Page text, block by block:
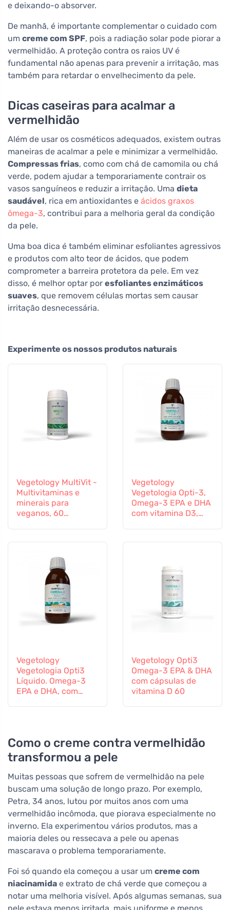
e deixando-o absorver.
De manhã, é importante complementar o cuidado com
um creme com SPF, pois a radiação solar pode piorar a
vermelhidão. A proteção contra os raios UV é
fundamental não apenas para prevenir a irritação, mas
também para retardar o envelhecimento da pele.
Dicas caseiras para acalmar a
vermelhidão
Além de usar os cosméticos adequados, existem outras
maneiras de acalmar a pele e minimizar a vermelhidão.
Compressas frias, como com chá de camomila ou chá
verde, podem ajudar a temporariamente contrair os
vasos sanguíneos e reduzir a irritação. Uma dieta
saudável, rica em antioxidantes e ácidos graxos
ômega-3, contribui para a melhoria geral da condição
da pele.
Uma boa dica é também eliminar esfoliantes agressivos
e produtos com alto teor de ácidos, que podem
comprometer a barreira protetora da pele. Em vez
disso, é melhor optar por esfoliantes enzimáticos
suaves, que removem células mortas sem causar
irritação desnecessária.
Experimente os nossos produtos naturais
Vegetology MultiVit -
Multivitaminas e
minerais para
veganos, 60
Vegetology
Vegetologia Opti-3,
Omega-3 EPA e DHA
com vitamina D3,
Vegetology
Vegetologia Opti3
Líquido. Omega-3
EPA e DHA, com
Vegetology Opti3
Omega-3 EPA & DHA
com cápsulas de
vitamina D 60
Como o creme contra vermelhidão
transformou a pele
Muitas pessoas que sofrem de vermelhidão na pele
buscam uma solução de longo prazo. Por exemplo,
Petra, 34 anos, lutou por muitos anos com uma
vermelhidão incômoda, que piorava especialmente no
inverno. Ela experimentou vários produtos, mas a
maioria deles ou ressecava a pele ou apenas
mascarava o problema temporariamente.
Foi só quando ela começou a usar um creme com
niacinamida e extrato de chá verde que começou a
notar uma melhoria visível. Após algumas semanas, sua